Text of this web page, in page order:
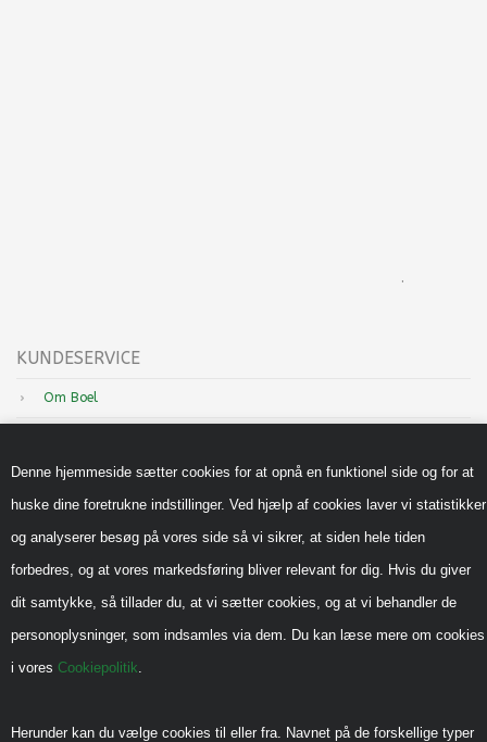
Denne hjemmeside sætter cookies for at opnå en funktionel side og for at
huske dine foretrukne indstillinger. Ved hjælp af cookies laver vi statistikker
og analyserer besøg på vores side så vi sikrer, at siden hele tiden
forbedres, og at vores markedsføring bliver relevant for dig. Hvis du giver
dit samtykke, så tillader du, at vi sætter cookies, og at vi behandler de
personoplysninger, som indsamles via dem. Du kan læse mere om cookies
i vores Cookiepolitik.
Herunder kan du vælge cookies til eller fra. Navnet på de forskellige typer
.
KUNDESERVICE
Om Boel
Inspiration
Cookiepolitik
Privatlivspolitik
Reklamebeskyttet (CVR)